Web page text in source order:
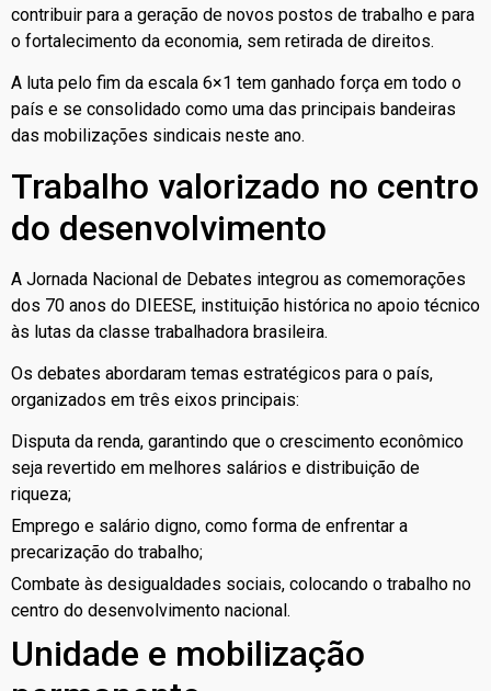
contribuir para a geração de novos postos de trabalho e para
o fortalecimento da economia, sem retirada de direitos.
A luta pelo fim da escala 6×1 tem ganhado força em todo o
país e se consolidado como uma das principais bandeiras
das mobilizações sindicais neste ano.
Trabalho valorizado no centro
do desenvolvimento
A Jornada Nacional de Debates integrou as comemorações
dos 70 anos do DIEESE, instituição histórica no apoio técnico
às lutas da classe trabalhadora brasileira.
Os debates abordaram temas estratégicos para o país,
organizados em três eixos principais:
Disputa da renda, garantindo que o crescimento econômico
seja revertido em melhores salários e distribuição de
riqueza;
Emprego e salário digno, como forma de enfrentar a
precarização do trabalho;
Combate às desigualdades sociais, colocando o trabalho no
centro do desenvolvimento nacional.
Unidade e mobilização